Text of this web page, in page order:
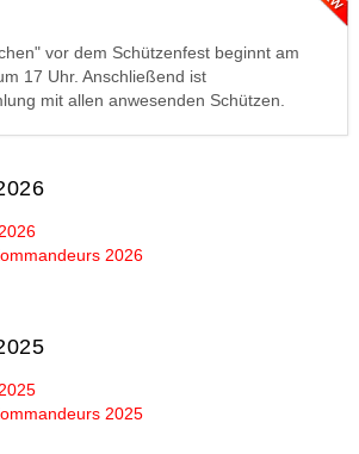
vor dem Schützenfest beginnt am
17 Uhr. Anschließend ist
mit allen anwesenden Schützen.
2026
2025